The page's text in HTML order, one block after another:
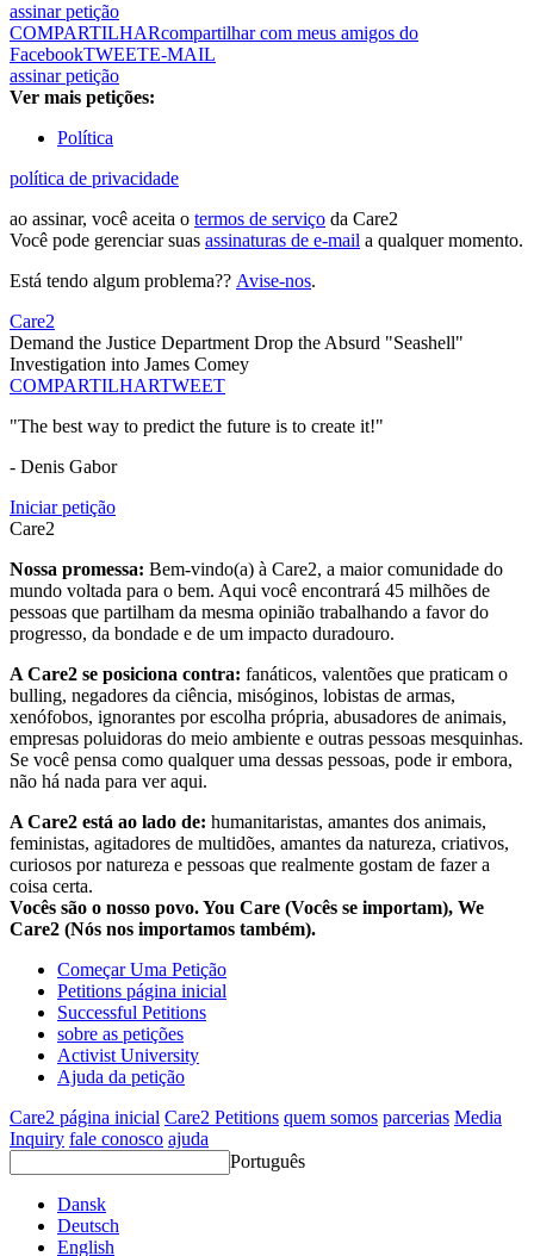
assinar petição
COMPARTILHARcompartilhar com meus amigos do
FacebookTWEETE-MAIL
assinar petição
Ver mais petições:
Política
política de privacidade
ao assinar, você aceita o termos de serviço da Care2
Você pode gerenciar suas assinaturas de e-mail a qualquer momento.
Está tendo algum problema?? Avise-nos.
Care2
Demand the Justice Department Drop the Absurd "Seashell"
Investigation into James Comey
COMPARTILHARTWEET
"The best way to predict the future is to create it!"
- Denis Gabor
Iniciar petição
Care2
Nossa promessa: Bem-vindo(a) à Care2, a maior comunidade do
mundo voltada para o bem. Aqui você encontrará 45 milhões de
pessoas que partilham da mesma opinião trabalhando a favor do
progresso, da bondade e de um impacto duradouro.
A Care2 se posiciona contra: fanáticos, valentões que praticam o
bulling, negadores da ciência, misóginos, lobistas de armas,
xenófobos, ignorantes por escolha própria, abusadores de animais,
empresas poluidoras do meio ambiente e outras pessoas mesquinhas.
Se você pensa como qualquer uma dessas pessoas, pode ir embora,
não há nada para ver aqui.
A Care2 está ao lado de: humanitaristas, amantes dos animais,
feministas, agitadores de multidões, amantes da natureza, criativos,
curiosos por natureza e pessoas que realmente gostam de fazer a
coisa certa.
Vocês são o nosso povo. You Care (Vocês se importam), We
Care2 (Nós nos importamos também).
Começar Uma Petição
Petitions página inicial
Successful Petitions
sobre as petições
Activist University
Ajuda da petição
Care2 página inicial Care2 Petitions quem somos parcerias Media
Inquiry fale conosco ajuda
Português
Dansk
Deutsch
English